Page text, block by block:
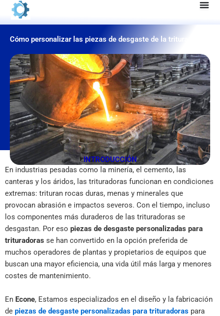
Cómo personalizar las piezas de desgaste de la trituradora
INTRODUCCIÓN
En industrias pesadas como la minería, el cemento, las
canteras y los áridos, las trituradoras funcionan en condiciones
extremas: trituran rocas duras, menas y minerales que
provocan abrasión e impactos severos. Con el tiempo, incluso
los componentes más duraderos de las trituradoras se
desgastan. Por eso piezas de desgaste personalizadas para
trituradoras se han convertido en la opción preferida de
muchos operadores de plantas y propietarios de equipos que
buscan una mayor eficiencia, una vida útil más larga y menores
costes de mantenimiento.
En Econe, Estamos especializados en el diseño y la fabricación
de piezas de desgaste personalizadas para trituradoras para